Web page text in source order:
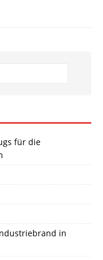
für die
in